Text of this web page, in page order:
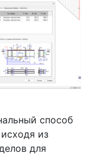
способ
из
для